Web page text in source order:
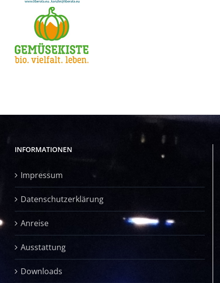
INFORMATIONEN
Impressum
Datenschutzerklärung
Anreise
Ausstattung
Downloads